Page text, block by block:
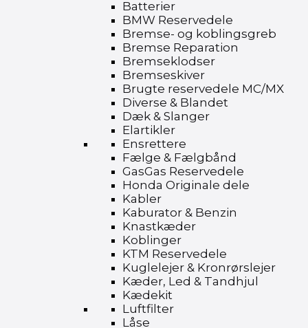
Batterier
BMW Reservedele
Bremse- og koblingsgreb
Bremse Reparation
Bremseklodser
Bremseskiver
Brugte reservedele MC/MX
Diverse & Blandet
Dæk & Slanger
Elartikler
Ensrettere
Fælge & Fælgbånd
GasGas Reservedele
Honda Originale dele
Kabler
Kaburator & Benzin
Knastkæder
Koblinger
KTM Reservedele
Kuglelejer & Kronrørslejer
Kæder, Led & Tandhjul
Kædekit
Luftfilter
Låse